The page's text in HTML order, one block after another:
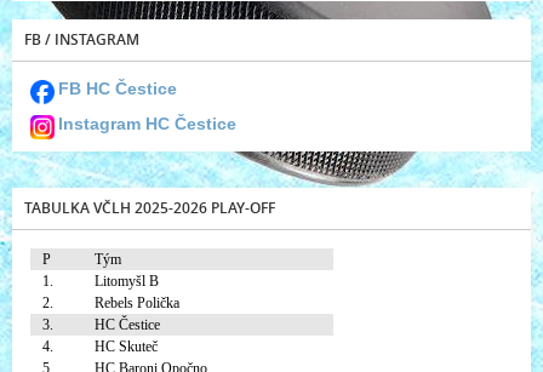
FB / INSTAGRAM
FB HC Čestice
Instagram HC Čestice
TABULKA VČLH 2025-2026 PLAY-OFF
P
Tým
1.
Litomyšl B
2.
Rebels Polička
3.
HC Čestice
4.
HC Skuteč
5.
HC Baroni Opočno